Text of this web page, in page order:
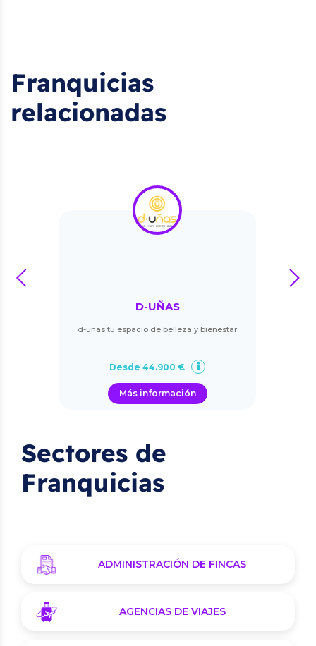
Franquicias
relacionadas
D-UÑAS
d-uñas tu espacio de belleza y bienestar
Desde 44.900 €
Más información
prev next
Sectores de
Franquicias
ADMINISTRACIÓN DE FINCAS
AGENCIAS DE VIAJES